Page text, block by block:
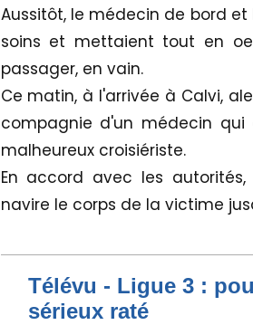
Aussitôt, le médecin de bord
soins et mettaient tout en
passager, en vain.
Ce matin, à l'arrivée à Calvi,
compagnie d'un médecin
malheureux croisiériste.
En accord avec les
navire le corps de la victime
Télévu - Ligue 3 :
sérieux raté